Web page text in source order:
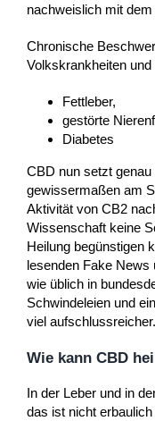
nachweislich mit
Chronische
Volkskrankheiten
Fettleber,
gestörte
Diabetes
CBD nun setzt
gewissermaßen am
Aktivität von CB2
Wissenschaft keine
Heilung begünstigen
lesenden Fake News
wie üblich in
Schwindeleien und
viel aufschlussreicher.
Wie kann CBD
In der Leber und in
das ist nicht